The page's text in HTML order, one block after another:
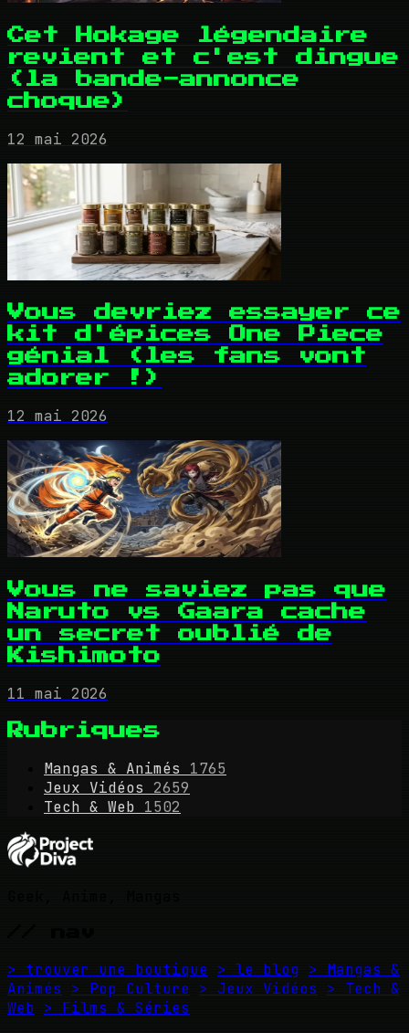
Cet Hokage légendaire
revient et c'est dingue
(la bande-annonce
choque)
12 mai 2026
Vous devriez essayer ce
kit d'épices One Piece
génial (les fans vont
adorer !)
12 mai 2026
Vous ne saviez pas que
Naruto vs Gaara cache
un secret oublié de
Kishimoto
11 mai 2026
Rubriques
Mangas & Animés
1765
Jeux Vidéos
2659
Tech & Web 1502
> trouver une boutique > le blog > Mangas &
Animés
> Pop Culture > Jeux Vidéos
> Tech &
Web > Films & Séries